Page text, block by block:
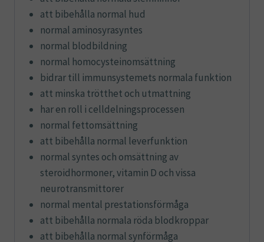
att bibehålla normal hud
normal aminosyrasyntes
normal blodbildning
normal homocysteinomsättning
bidrar till immunsystemets normala funktion
att minska trötthet och utmattning
har en roll i celldelningsprocessen
normal fettomsättning
att bibehålla normal leverfunktion
normal syntes och omsättning av
steroidhormoner, vitamin D och vissa
neurotransmittorer
normal mental prestationsförmåga
att bibehålla normala röda blodkroppar
att bibehålla normal synförmåga